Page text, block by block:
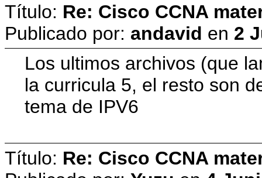
Título: Re: Cisco CCNA
Publicado por: andavid en 2
Los ultimos archivos (que
la curricula 5, el resto son
tema de IPV6
Título: Re: Cisco CCNA